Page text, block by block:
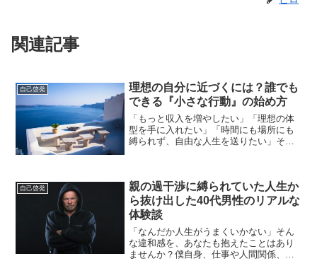
関連記事
自己啓発
理想の自分に近づくには？誰でも
できる『小さな行動』の始め方
「もっと収入を増やしたい」「理想の体
型を手に入れたい」「時間にも場所にも
縛られず、自由な人生を送りたい」そん
ぐに挫折してしまっ...
自己啓発
親の過干渉に縛られていた人生か
ら抜け出した40代男性のリアルな
体験談
「なんだか人生がうまくいかない」そん
な違和感を、あなたも抱えたことはあり
ませんか？僕自身、仕事や人間関係、恋